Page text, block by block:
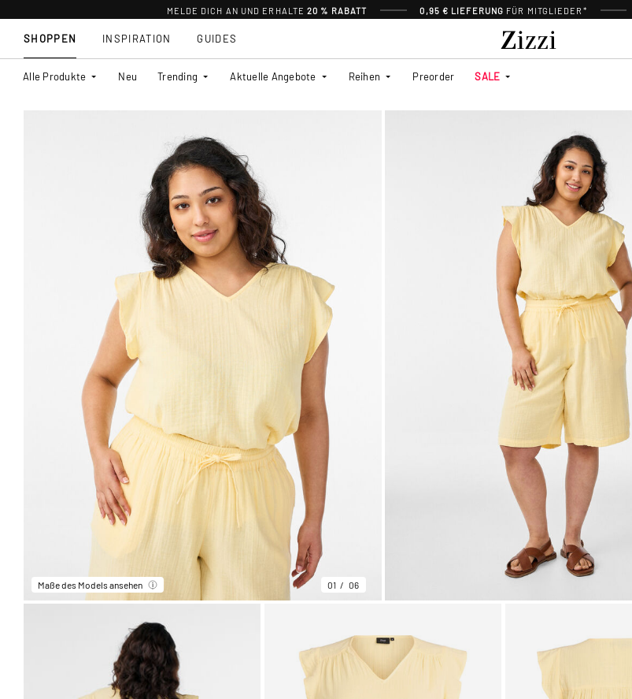
MELDE DICH AN UND ERHALTE20 % RABATT 0,95 € LIEFERUNG FÜR MITGLIEDER*
SHOPPEN
Alle Produkte Neu Trending Aktuelle Angebote Reihen Preorder SALE
INSPIRATION GUIDES
Maße des Models ansehen 01 06